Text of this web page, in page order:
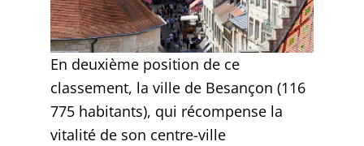
En deuxième position de ce
classement, la ville de Besançon (116
775 habitants), qui récompense la
vitalité de son centre-ville